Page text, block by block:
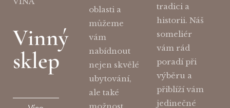
Vinný
sklep
oblasti a
můžeme
vám
nabídnout
nejen skvělé
ubytování,
ale také
tradici a
historii. Náš
someliér
vám rád
poradí při
výběru a
přiblíží vám
jedinečné